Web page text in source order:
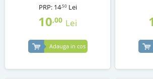
PRP: 14,50 Lei
10,00 Lei
Adauga in cos